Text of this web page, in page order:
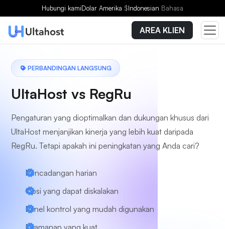
Hubungi kamiDolar Amerika $Indonesian Bahasa
AREA KLIEN
PERBANDINGAN LANGSUNG
UltaHost vs RegRu
Pengaturan yang dioptimalkan dan dukungan khusus dari
UltaHost menjanjikan kinerja yang lebih kuat daripada
RegRu. Tetapi apakah ini peningkatan yang Anda cari?
Pencadangan harian
Opsi yang dapat diskalakan
Panel kontrol yang mudah digunakan
Keamanan yang kuat